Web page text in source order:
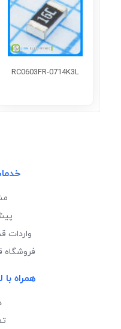
RC0603FR-0714K3L
واردات
فروشگاه
همراه